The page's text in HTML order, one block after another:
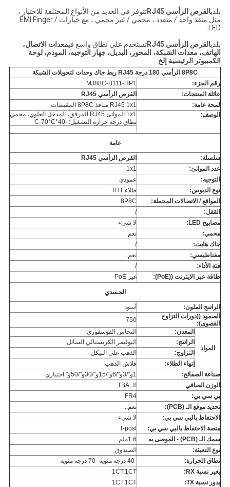
بلديالقرص الرأسي RJ45
تتوفر في العديد من الأنواع المختلفة للاختيار ،
مثل منفذ واحد / متعدد ، محمي / غير محمي ، مع خيارات EMI Finger /
LED.
بلديالقرص الرأسي RJ45 تستخدم على نطاق واسع فيمعدات الاتصال،
الهاتف، معدات الشبكة، المحور، البديل، جهاز التوجيه، المودم، لوحة
الكمبيوتر الرئيسية إلخ
8P8C الرأسي 180 درجة RJ45 ربط جاك وحدات لتحويلات الشبكة
رقم الجزء:
MJ88C-B111-HP1
عائلة المنتجات:
القرص الرأسي RJ45
لمحة عامة:
RJ45 1x1 منافذ 8P8C المقبضات
الوصف:
1x1 الموانئ RJ45 المرفق، المدخل العلوي، محمي
نطاق درجة حرارة التشغيل: -40°C-70°C
عامة
سلسلة:
القرص الرأسي RJ45
عدد الموانئ:
1x1
التوجيه:
عمودي
نوع الدبوس:
طلاء THT
المواقع / الاتصالات المحملة:
8P8C
القفل:
/
مصابيح LED:
لا شيء
محمي:
نعم
جاك هايت:
/
مغناطيسي:
نعم..
فئة الأداء:
/
طاقة عبر الايثرنت ((PoE):
غير PoE
الجسدي
الراتنج الملون:
أسود
الصمود ((دورات التزاوج
القصوى):
750
المواد
المعدن:
النحاس الفوسفوري
الراتنج:
البوليمر الكريستالي السائل
التزاوج:
الذهب على النيكل
إنهاء الطلاء:
فلاش الذهب
صناعة الصفائح:
1و"/3و"/6و"/15و"/30و"/50و" اختياري
الوزن الصافي
الـ TBA
بي سي بي:
FR4
تحديد موقع الـ (PCB):
نعم..
الاحتفاظ بالبي سي بي:
لا شيء
منصة الاحتفاظ بالبي سي بي:
T-post
سمك الـ (PCB) - الموصى به
1.6ملم
نوع التعبئة:
الصندوق
نطاق الحرارة:
-40 درجة مئوية -70 درجة مئوية
يغير نسبة RX:
1CT:1CT
يدور نسبة TX:
1CT:1CT